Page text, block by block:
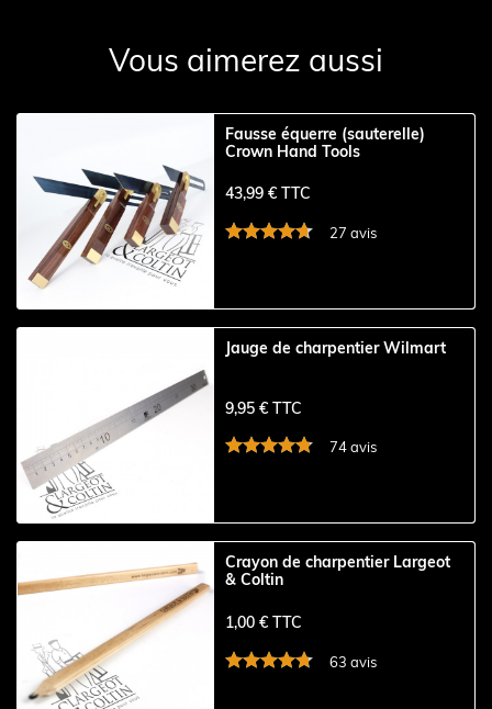
Vous aimerez aussi
Fausse équerre (sauterelle)
Crown Hand Tools
43,99 € TTC
27 avis
Jauge de charpentier Wilmart
9,95 € TTC
74 avis
Crayon de charpentier Largeot
& Coltin
1,00 € TTC
63 avis